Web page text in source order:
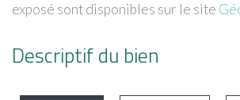
exposé sont disponibles sur le site
Descriptif du bien